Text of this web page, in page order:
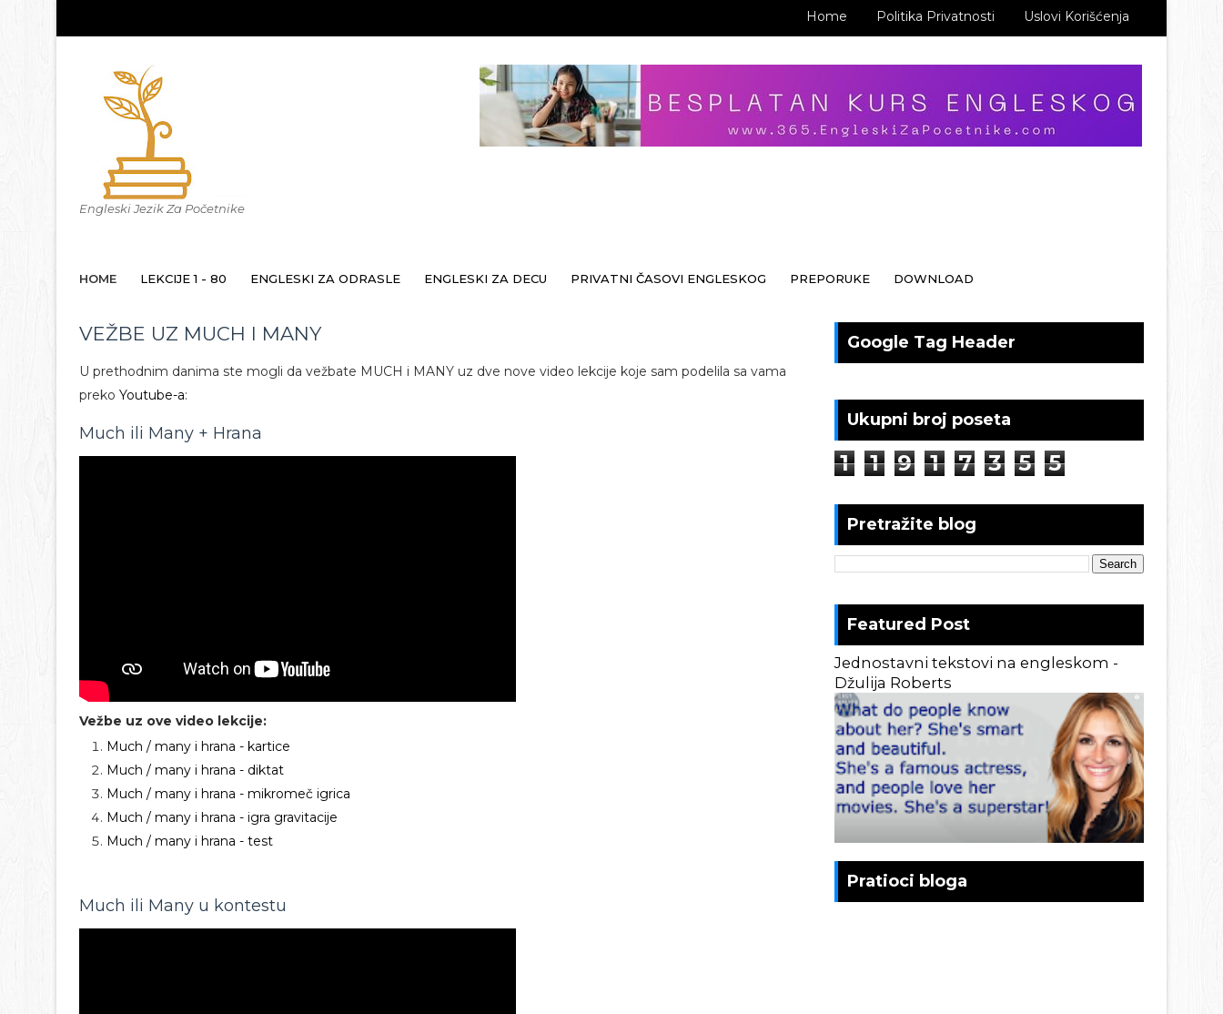
Home Politika Privatnosti Uslovi Korišćenja
Engleski Jezik Za Početnike
HOME LEKCIJE 1 - 80 ENGLESKI ZA ODRASLE ENGLESKI ZA DECU PRIVATNI ČASOVI ENGLESKOG PREPORUKE DOWNLOAD
VEŽBE UZ MUCH I MANY
U prethodnim danima ste mogli da vežbate MUCH i MANY uz dve nove video lekcije koje sam podelila sa vama
preko Youtube-a:
Much ili Many + Hrana
Vežbe uz ove video lekcije:
Much / many i hrana - kartice
Much / many i hrana - diktat
Much / many i hrana - mikromeč igrica
Much / many i hrana - igra gravitacije
Much / many i hrana - test
Much ili Many u kontestu
Google Tag Header
Ukupni broj poseta
1 1 9 1 7 3 5 5
Pretražite blog
Featured Post
Jednostavni tekstovi na engleskom -
Džulija Roberts
Pratioci bloga